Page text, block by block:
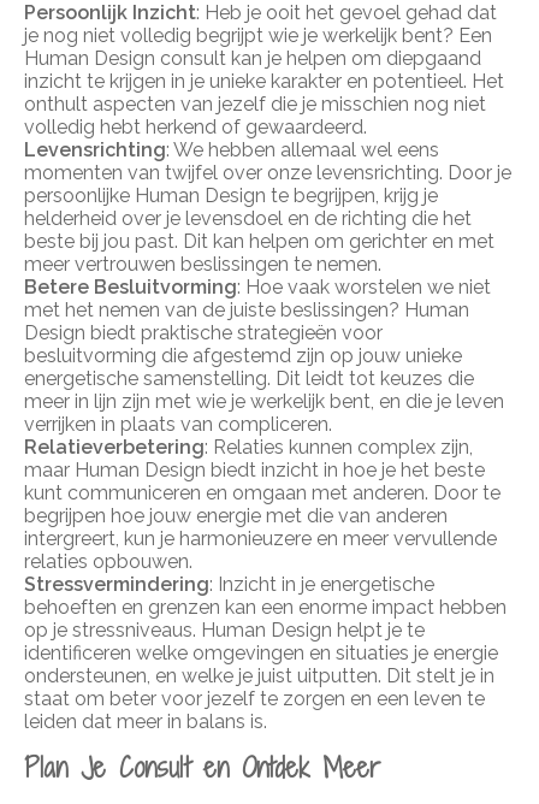
Persoonlijk Inzicht: Heb je ooit het gevoel gehad dat
je nog niet volledig begrijpt wie je werkelijk bent? Een
Human Design consult kan je helpen om diepgaand
inzicht te krijgen in je unieke karakter en potentieel. Het
onthult aspecten van jezelf die je misschien nog niet
volledig hebt herkend of gewaardeerd.
Levensrichting: We hebben allemaal wel eens
momenten van twijfel over onze levensrichting. Door je
persoonlijke Human Design te begrijpen, krijg je
helderheid over je levensdoel en de richting die het
beste bij jou past. Dit kan helpen om gerichter en met
meer vertrouwen beslissingen te nemen.
Betere Besluitvorming: Hoe vaak worstelen we niet
met het nemen van de juiste beslissingen? Human
Design biedt praktische strategieën voor
besluitvorming die afgestemd zijn op jouw unieke
energetische samenstelling. Dit leidt tot keuzes die
meer in lijn zijn met wie je werkelijk bent, en die je leven
verrijken in plaats van compliceren.
Relatieverbetering: Relaties kunnen complex zijn,
maar Human Design biedt inzicht in hoe je het beste
kunt communiceren en omgaan met anderen. Door te
begrijpen hoe jouw energie met die van anderen
intergreert, kun je harmonieuzere en meer vervullende
relaties opbouwen.
Stressvermindering: Inzicht in je energetische
behoeften en grenzen kan een enorme impact hebben
op je stressniveaus. Human Design helpt je te
identificeren welke omgevingen en situaties je energie
ondersteunen, en welke je juist uitputten. Dit stelt je in
staat om beter voor jezelf te zorgen en een leven te
leiden dat meer in balans is.
Plan Je Consult en Ontdek Meer